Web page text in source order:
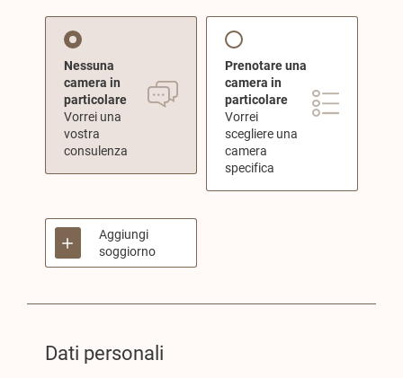
Nessuna
camera in
particolare
Vorrei una
vostra
consulenza
Prenotare una
camera in
particolare
Vorrei
scegliere una
camera
specifica
Aggiungi
soggiorno
Dati personali